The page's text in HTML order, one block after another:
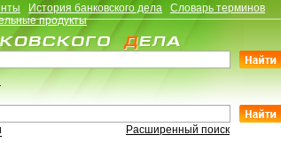
История банковского дела
Словарь терминов
продукты
Расширенный поиск